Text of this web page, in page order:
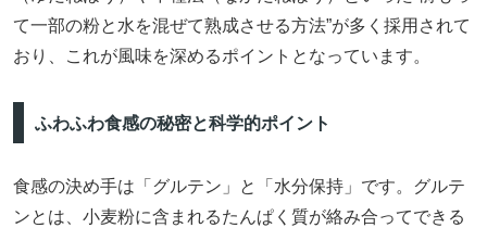
て一部の粉と水を混ぜて熟成させる方法”が多く採用されて
おり、これが風味を深めるポイントとなっています。
ふわふわ食感の秘密と科学的ポイント
食感の決め手は「グルテン」と「水分保持」です。グルテ
ンとは、小麦粉に含まれるたんぱく質が絡み合ってできる